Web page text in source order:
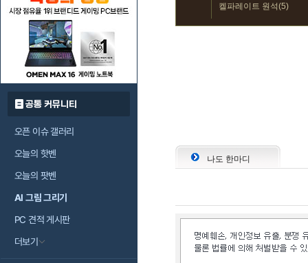
공통 커뮤니티
오픈 이슈 갤러리
오늘의 핫벤
오늘의 팟벤
AI 그림 그리기
PC 견적 게시판
더보기
켈파레이트 원석(5)
나도 한마디